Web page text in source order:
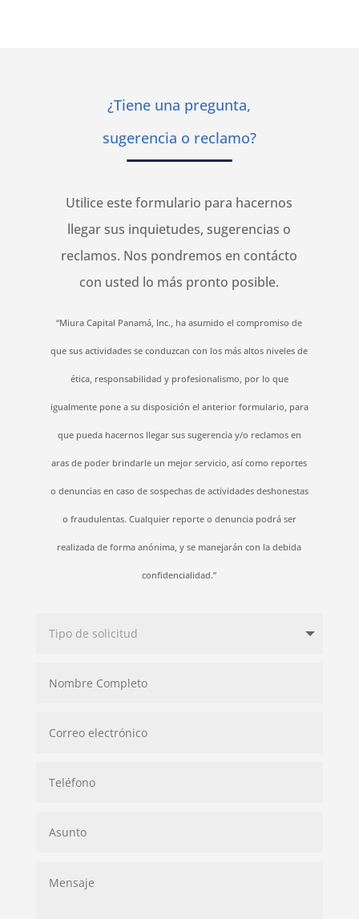
¿Tiene una pregunta,
sugerencia o reclamo?
Utilice este formulario para hacernos
llegar sus inquietudes, sugerencias o
reclamos. Nos pondremos en contácto
con usted lo más pronto posible.
“Miura Capital Panamá, Inc., ha asumido el compromiso de
que sus actividades se conduzcan con los más altos niveles de
ética, responsabilidad y profesionalismo, por lo que
igualmente pone a su disposición el anterior formulario, para
que pueda hacernos llegar sus sugerencia y/o reclamos en
aras de poder brindarle un mejor servicio, así como reportes
o denuncias en caso de sospechas de actividades deshonestas
o fraudulentas. Cualquier reporte o denuncia podrá ser
realizada de forma anónima, y se manejarán con la debida
confidencialidad.”